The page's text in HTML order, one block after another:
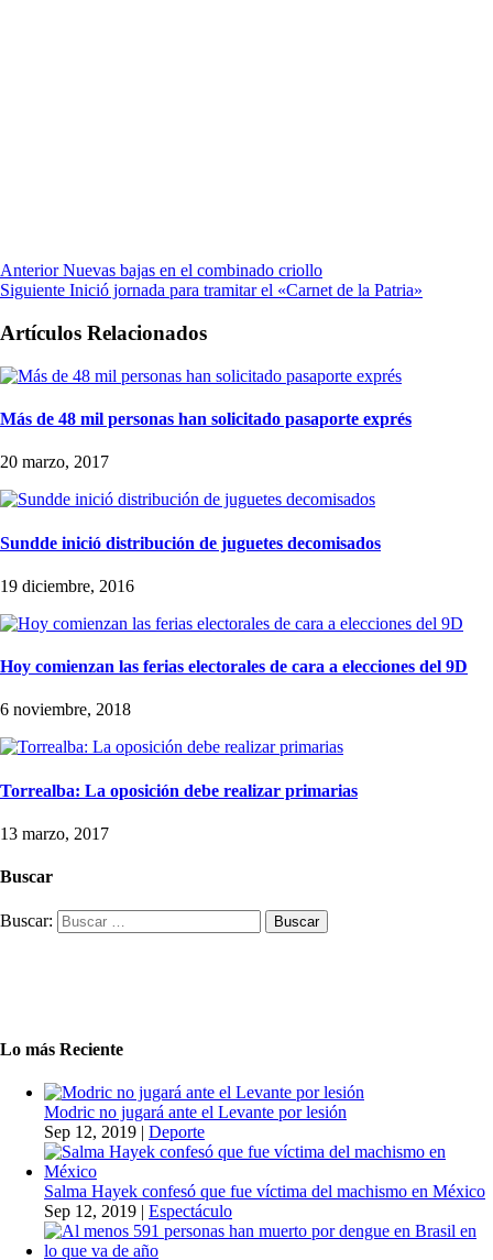
Anterior Nuevas bajas en el combinado criollo
Siguiente Inició jornada para tramitar el «Carnet de la Patria»
Artículos Relacionados
Más de 48 mil personas han solicitado pasaporte exprés
20 marzo, 2017
Sundde inició distribución de juguetes decomisados
19 diciembre, 2016
Hoy comienzan las ferias electorales de cara a elecciones del 9D
6 noviembre, 2018
Torrealba: La oposición debe realizar primarias
13 marzo, 2017
Buscar
Buscar:
Lo más Reciente
Modric no jugará ante el Levante por lesión
Sep 12, 2019 | Deporte
Salma Hayek confesó que fue víctima del machismo en México
Sep 12, 2019 | Espectáculo